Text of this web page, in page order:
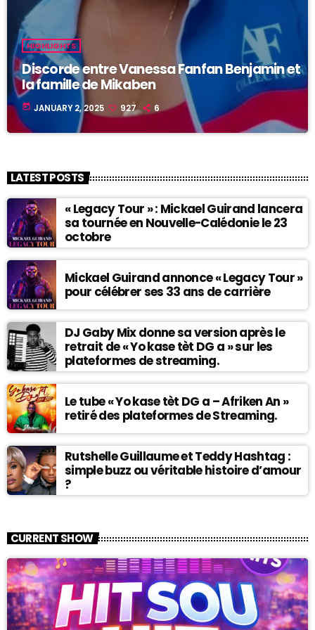
HIGHLIGHTS
Discorde entre Vanessa Fanfan Benjamin et
la famille de Mikaben
today JANUARY 2, 2025 927 6
LATEST POSTS
« Legacy Tour » : Mickael Guirand lancera
sa tournée en Nouvelle-Calédonie le 23
octobre
Mickael Guirand annonce « Legacy Tour »
pour célébrer ses 33 ans de carrière
DJ Gaby Mix donne sa version après le
retrait de « Yo kase tèt DG a » sur les
plateformes de streaming.
Le tube « Yo kase tèt DG a – Afriken An »
retiré des plateformes de Streaming.
Rutshelle Guillaume et Teddy Hashtag :
simple buzz ou véritable histoire d’amour
?
CURRENT SHOW